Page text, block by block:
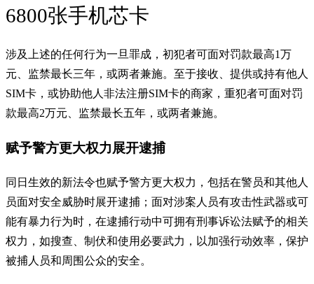
6800张手机芯卡
涉及上述的任何行为一旦罪成，初犯者可面对罚款最高1万
元、监禁最长三年，或两者兼施。至于接收、提供或持有他人
SIM卡，或协助他人非法注册SIM卡的商家，重犯者可面对罚
款最高2万元、监禁最长五年，或两者兼施。
赋予警方更大权力展开逮捕
同日生效的新法令也赋予警方更大权力，包括在警员和其他人
员面对安全威胁时展开逮捕；面对涉案人员有攻击性武器或可
能有暴力行为时，在逮捕行动中可拥有刑事诉讼法赋予的相关
权力，如搜查、制伏和使用必要武力，以加强行动效率，保护
被捕人员和周围公众的安全。